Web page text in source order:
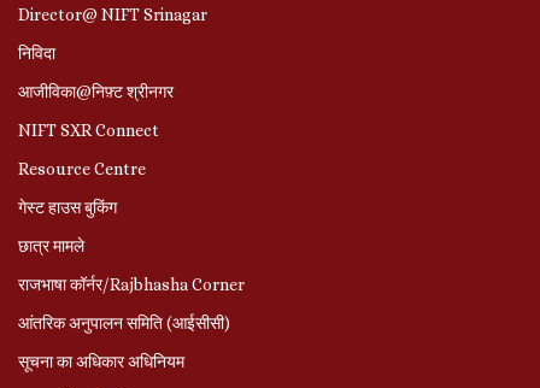
Director@ NIFT Srinagar
निविदा
आजीविका@निफ़्ट श्रीनगर
NIFT SXR Connect
Resource Centre
गेस्ट हाउस बुकिंग
छात्र मामले
राजभाषा कॉर्नर/Rajbhasha Corner
आंतरिक अनुपालन समिति (आईसीसी)
सूचना का अधिकार अधिनियम